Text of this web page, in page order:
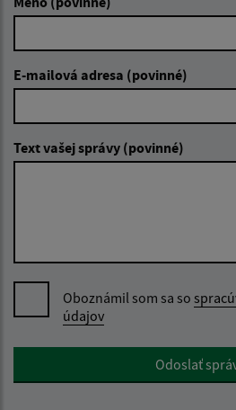
E-mailová adresa (povinné)
Text vašej správy (povinné)
Oboznámil som sa so
údajov
Google reCaptcha ResponseOdoslať